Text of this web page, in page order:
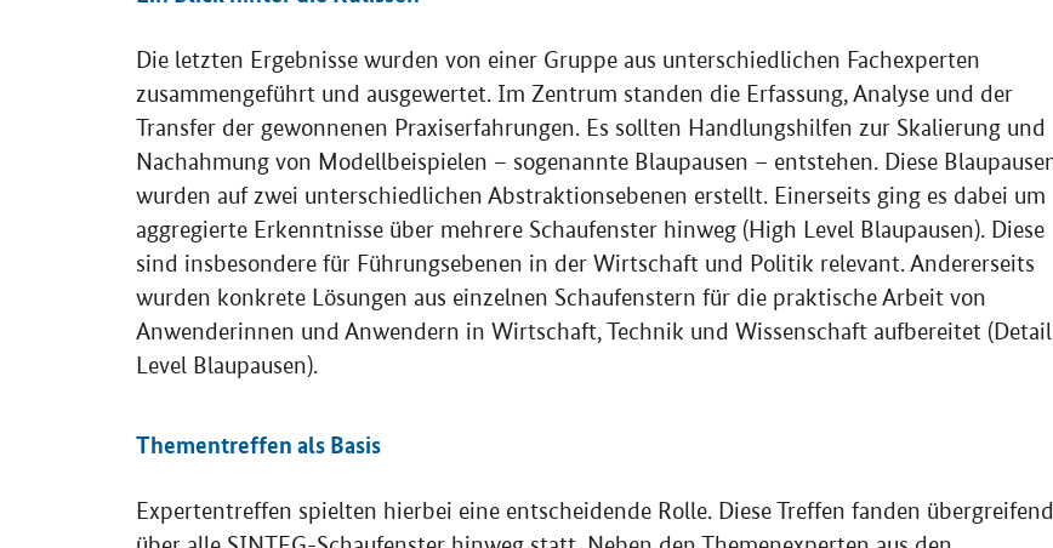
Die letzten Ergebnisse wurden von einer Gruppe aus unterschiedlichen Fachexperten
zusammengeführt und ausgewertet. Im Zentrum standen die Erfassung, Analyse und der
Transfer der gewonnenen Praxiserfahrungen. Es sollten Handlungshilfen zur Skalierung und
Nachahmung von Modellbeispielen – sogenannte Blaupausen – entstehen. Diese Blaupausen
wurden auf zwei unterschiedlichen Abstraktionsebenen erstellt. Einerseits ging es dabei um
aggregierte Erkenntnisse über mehrere Schaufenster hinweg (High Level Blaupausen). Diese
sind insbesondere für Führungsebenen in der Wirtschaft und Politik relevant. Andererseits
wurden konkrete Lösungen aus einzelnen Schaufenstern für die praktische Arbeit von
Anwenderinnen und Anwendern in Wirtschaft, Technik und Wissenschaft aufbereitet (Detail
Level Blaupausen).
Thementreffen als Basis
Expertentreffen spielten hierbei eine entscheidende Rolle. Diese Treffen fanden übergreifend
über alle SINTEG-Schaufenster hinweg statt. Neben den Themenexperten aus den